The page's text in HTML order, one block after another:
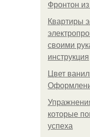
Фронтон
Квартиры
своими
инструкция
Цвет
которые
успеха